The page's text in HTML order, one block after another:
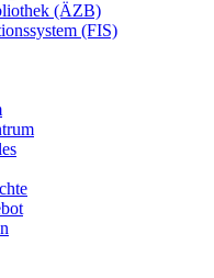
(ÄZB)
(FIS)